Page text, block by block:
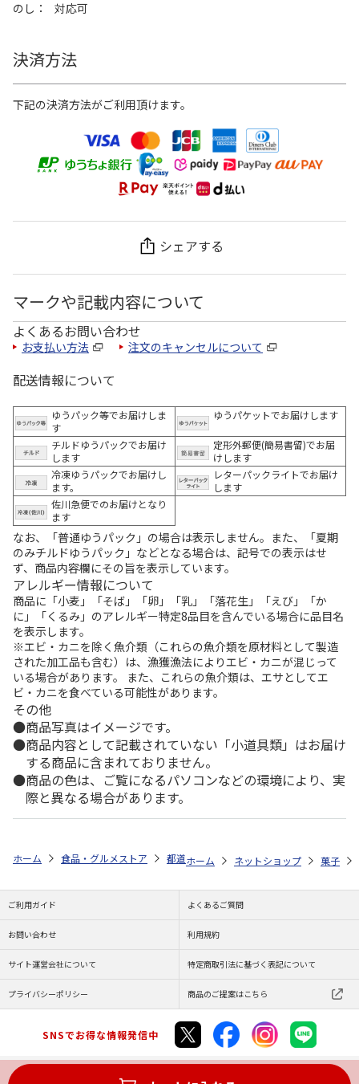
のし
対応可
決済方法
下記の決済方法がご利用頂けます。
シェアする
マークや記載内容について
よくあるお問い合わせ
お支払い方法 注文のキャンセルについて
配送情報について
ゆうパック等でお届けしま
す
ゆうパケットでお届けします
チルドゆうパックでお届け
します
定形外郵便(簡易書留)でお届
けします
冷凍ゆうパックでお届けし
ます。
レターパックライトでお届け
します
佐川急便でのお届けとなり
ます
なお、「普通ゆうパック」の場合は表示しません。また、「夏期
のみチルドゆうパック」などとなる場合は、記号での表示はせ
ず、商品内容欄にその旨を表示しています。
アレルギー情報について
商品に「小麦」「そば」「卵」「乳」「落花生」「えび」「か
に」「くるみ」のアレルギー特定8品目を含んでいる場合に品目名
を表示します。
※エビ・カニを除く魚介類（これらの魚介類を原材料として製造
された加工品も含む）は、漁獲漁法によりエビ・カニが混じって
いる場合があります。 また、これらの魚介類は、エサとしてエ
ビ・カニを食べている可能性があります。
その他
商品写真はイメージです。
商品内容として記載されていない「小道具類」はお届け
する商品に含まれておりません。
商品の色は、ご覧になるパソコンなどの環境により、実
際と異なる場合があります。
ホーム 食品・グルメストア 都道府県から探す 石川県 国産ブル
ホーム ネットショップ 菓子
ご利用ガイド よくあるご質問
お問い合わせ 利用規約
サイト運営会社について 特定商取引法に基づく表記について
プライバシーポリシー 商品のご提案はこちら
SNSでお得な情報発信中